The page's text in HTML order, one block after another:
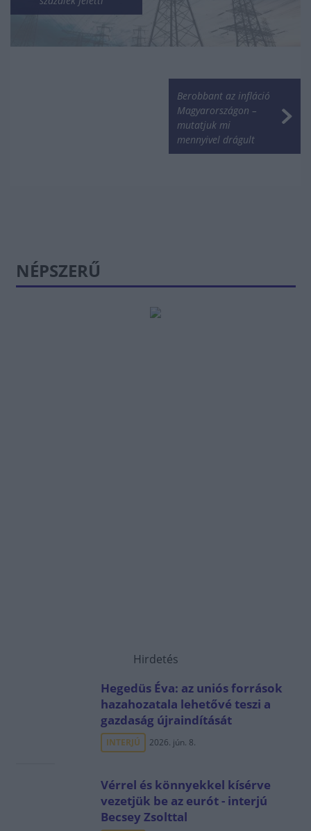
Berobbant az infláció
Magyarországon –
mutatjuk mi
mennyivel drágult
NÉPSZERŰ
Hirdetés
Hegedüs Éva: az uniós források
hazahozatala lehetővé teszi a
gazdaság újraindítását
INTERJÚ 2026. jún. 8.
Vérrel és könnyekkel kísérve
vezetjük be az eurót - interjú
Becsey Zsolttal